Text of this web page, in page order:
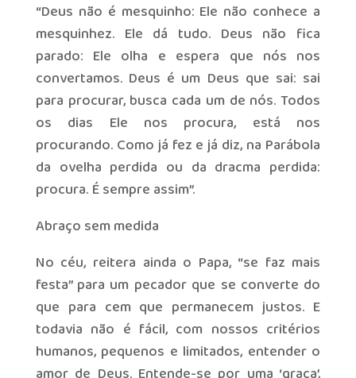
“Deus não é mesquinho: Ele não conhece a
mesquinhez. Ele dá tudo. Deus não fica
parado: Ele olha e espera que nós nos
convertamos. Deus é um Deus que sai: sai
para procurar, busca cada um de nós. Todos
os dias Ele nos procura, está nos
procurando. Como já fez e já diz, na Parábola
da ovelha perdida ou da dracma perdida:
procura. É sempre assim”.
Abraço sem medida
No céu, reitera ainda o Papa, “se faz mais
festa” para um pecador que se converte do
que para cem que permanecem justos. E
todavia não é fácil, com nossos critérios
humanos, pequenos e limitados, entender o